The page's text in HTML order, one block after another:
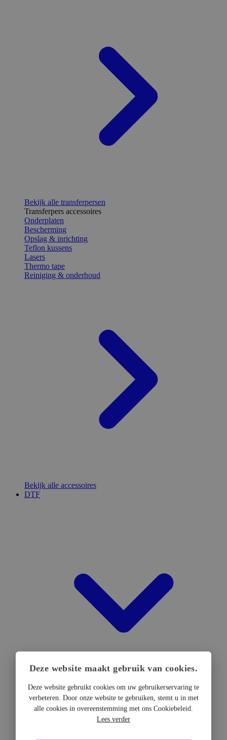
Bekijk alle transferpersen
Transferpers accessoires
Onderplaten
Bescherming
Opslag & inrichting
Teflon kussens
Lasers
Thermo tape
Reiniging & onderhoud
Bekijk alle accessoires
DTF
DTF Hardware
DTF Printers
Deze website maakt gebruik van cookies.
Deze website gebruikt cookies om uw gebruikerservaring te
verbeteren. Door onze website te gebruiken, stemt u in met
alle cookies in overeenstemming met ons Cookiebeleid.
Lees verder